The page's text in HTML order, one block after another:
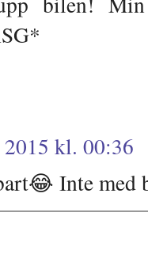
2015 kl. 00:36
Inte med